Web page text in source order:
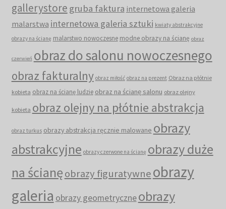
gallerystore gruba faktura internetowa galeria
malarstwa internetowa galeria sztuki kwiaty abstrakcyjne
obrazy na ścianę malarstwo nowoczesne modne obrazy na ścianę obraz
czerwień obraz do salonu nowoczesnego
obraz fakturalny obraz miłość obraz na prezent Obraz na płótnie
kobieta obraz na ścianę ludzie obraz na ścianę salonu obraz olejny
kobieta obraz olejny na płótnie abstrakcja
obraz turkus obrazy abstrakcja ręcznie malowane obrazy
abstrakcyjne obrazy czerwone na ścianę obrazy duże
na ścianęobrazy figuratywneobrazy
galeria obrazy geometryczneobrazy